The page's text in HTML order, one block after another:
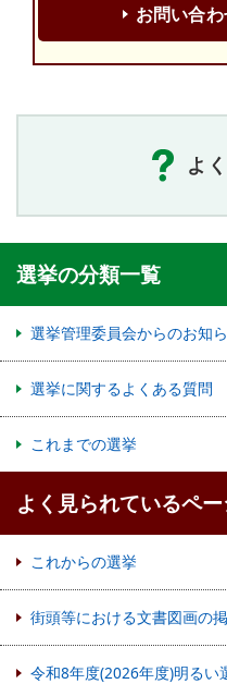
お問い合
よ
選挙の分類一覧
選挙管理委員会からのお知
選挙に関するよくある質問
これまでの選挙
よく見られているペ
これからの選挙
街頭等における文書図画の
令和8年度(2026年度)明るい